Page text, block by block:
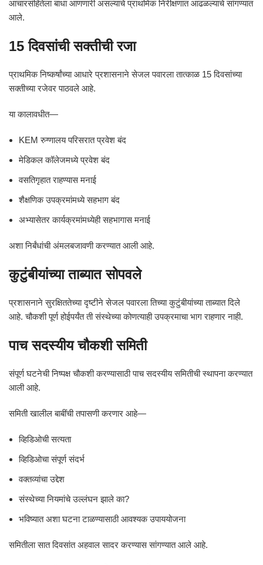
आचारसंहितेला बाधा आणणारी असल्याचे प्राथमिक निरीक्षणात आढळल्याचे सांगण्यात
आले.
15 दिवसांची सक्तीची रजा
प्राथमिक निष्कर्षांच्या आधारे प्रशासनाने सेजल पवारला तात्काळ 15 दिवसांच्या
सक्तीच्या रजेवर पाठवले आहे.
या कालावधीत—
KEM रुग्णालय परिसरात प्रवेश बंद
मेडिकल कॉलेजमध्ये प्रवेश बंद
वसतिगृहात राहण्यास मनाई
शैक्षणिक उपक्रमांमध्ये सहभाग बंद
अभ्यासेतर कार्यक्रमांमध्येही सहभागास मनाई
अशा निर्बंधांची अंमलबजावणी करण्यात आली आहे.
कुटुंबीयांच्या ताब्यात सोपवले
प्रशासनाने सुरक्षिततेच्या दृष्टीने सेजल पवारला तिच्या कुटुंबीयांच्या ताब्यात दिले
आहे. चौकशी पूर्ण होईपर्यंत ती संस्थेच्या कोणत्याही उपक्रमाचा भाग राहणार नाही.
पाच सदस्यीय चौकशी समिती
संपूर्ण घटनेची निष्पक्ष चौकशी करण्यासाठी पाच सदस्यीय समितीची स्थापना करण्यात
आली आहे.
समिती खालील बाबींची तपासणी करणार आहे—
व्हिडिओची सत्यता
व्हिडिओचा संपूर्ण संदर्भ
वक्तव्यांचा उद्देश
संस्थेच्या नियमांचे उल्लंघन झाले का?
भविष्यात अशा घटना टाळण्यासाठी आवश्यक उपाययोजना
समितीला सात दिवसांत अहवाल सादर करण्यास सांगण्यात आले आहे.